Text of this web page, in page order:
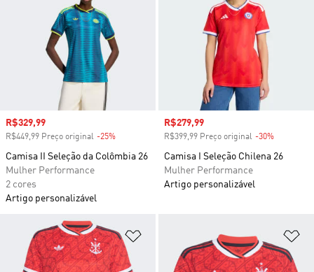
Preço com desconto
R$329,99
R$449,99 Preço original -25%
Camisa II Seleção da Colômbia 26
Mulher Performance
2 cores
Artigo personalizável
Preço com desconto
R$279,99
R$399,99 Preço original -30%
Camisa I Seleção Chilena 26
Mulher Performance
Artigo personalizável
Adicionar à Lista de Desejos